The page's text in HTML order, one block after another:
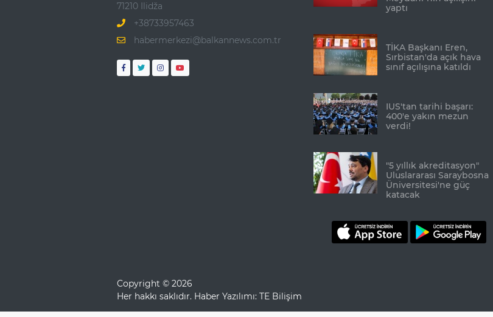
71210 Ilidža
+38733957463
habermerkezi@balkannews.com.tr
yaptı
TİKA Başkanı Eren,
Sırbistan'da açık hava
sınıf açılışına katıldı
IUS'tan tarihi başarı:
400'e yakın mezun
verdi!
"5 yıllık akreditasyon"
Uluslararası Saraybosna
Üniversitesi'ne güç
katacak
Copyright © 2026
Her hakkı saklıdır. Haber Yazılımı: TE Bilişim